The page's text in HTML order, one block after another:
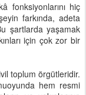
fonksiyonlarını hiç
farkında, adeta
şartlarda yaşamak
için çok zor bir
toplum örgütleridir.
hem resmi